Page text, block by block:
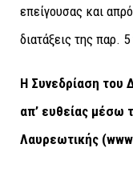
επείγουσας και
διατάξεις της παρ.
Η Συνεδρίαση του
απ’ ευθείας μέσω
Λαυρεωτικής (www